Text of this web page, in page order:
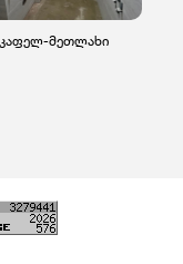
კაფელ-მეთლახი